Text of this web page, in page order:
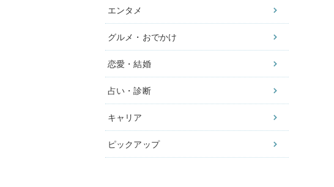
エンタメ
グルメ・おでかけ
恋愛・結婚
占い・診断
キャリア
ピックアップ